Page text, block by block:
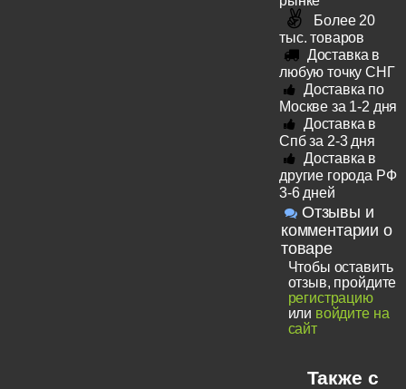
Более 20
тыс. товаров
Доставка в
любую точку СНГ
Доставка по
Москве за 1-2 дня
Доставка в
Спб за 2-3 дня
Доставка в
другие города РФ
3-6 дней
Отзывы и
комментарии о
товаре
Чтобы оставить
отзыв, пройдите
регистрацию
или войдите на
сайт
Также с